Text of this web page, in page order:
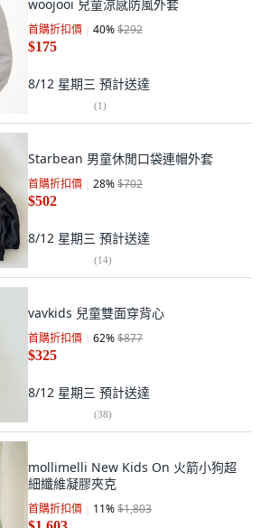
woojooi 兒童涼感防風外套
首購折扣價 40%$292
$175
8/12 星期三 預計送達
(1)
Starbean 男童休閒口袋連帽外套
首購折扣價 28%$702
$502
8/12 星期三 預計送達
(14)
vavkids 兒童雙面穿背心
首購折扣價 62%$877
$325
8/12 星期三 預計送達
(38)
mollimelli New Kids On 火箭小狗超
細纖維凝膠夾克
首購折扣價 11%$1,803